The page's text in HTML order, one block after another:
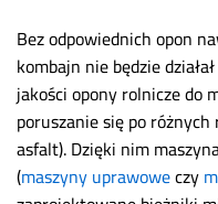
Bez odpowiednich opon
kombajn nie będzie
jakości opony rolnicze do
poruszanie się po różnych
asfalt). Dzięki nim
(maszyny uprawoweczy